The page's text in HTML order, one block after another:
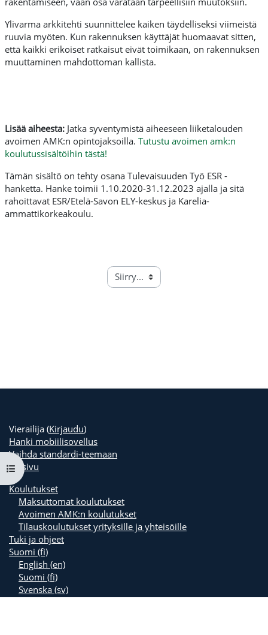
Avaa kurssisisältö
Ylivarma arkkitehti suunnittelee kaiken täydelliseksi viimeistä
ruuvia myöten. Kun rakennuksen käyttäjät huomaavat sitten,
että kaikki erikoiset ratkaisut eivät toimikaan, on rakennuksen
muuttaminen mahdottoman kallista.
Lisää aiheesta: Jatka syventymistä aiheeseen liiketalouden
avoimen AMK:n opintojaksoilla. Tutustu avoimen amk:n
koulutussisältöihin tästä!
Tämän sisältö on tehty osana Tulevaisuuden Työ ESR -
hanketta. Hanke toimii 1.10.2020-31.12.2023 ajalla ja sitä
rahoittavat ESR/Etelä-Savon ELY-keskus ja Karelia-
ammattikorkeakoulu.
Vierailija (Kirjaudu)
Hanki mobiilisovellus
Vaihda standardi-teemaan
Etusivu
Koulutukset
Maksuttomat koulutukset
Avoimen AMK:n koulutukset
Tilauskoulutukset yrityksille ja yhteisöille
Tuki ja ohjeet
Suomi ‎(fi)‎
English ‎(en)‎
Suomi ‎(fi)‎
Svenska ‎(sv)‎